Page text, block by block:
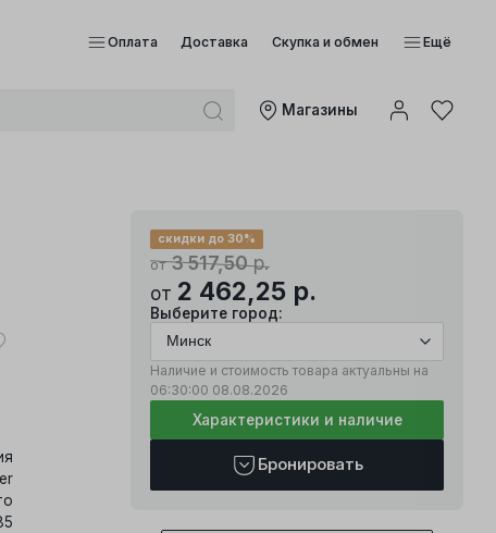
Оплата Доставка Скупка и обмен Ещё
Mагазины
от3 517,50р.
скидки до 30%
от 2 462,25 р.
Выберите город:
Наличие и стоимость товара актуальны на
06:30:00 08.08.2026
Характеристики и наличие
Бронировать